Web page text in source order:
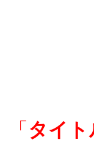
「 タイ